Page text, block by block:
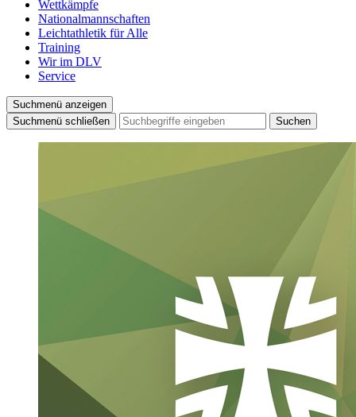
Wettkämpfe
Nationalmannschaften
Leichtathletik für Alle
Training
Wir im DLV
Service
Suchmenü anzeigen
Suchmenü schließen
Suchen